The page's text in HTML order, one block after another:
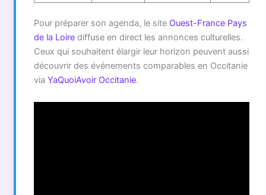
Pour préparer son agenda, le site Ouest-France Pays
de la Loirediffuse en direct les annonces culturelles.
Ceux qui souhaitent élargir leur horizon peuvent aussi
découvrir des événements comparables en Occitanie
via YaQuoiAvoir Occitanie.